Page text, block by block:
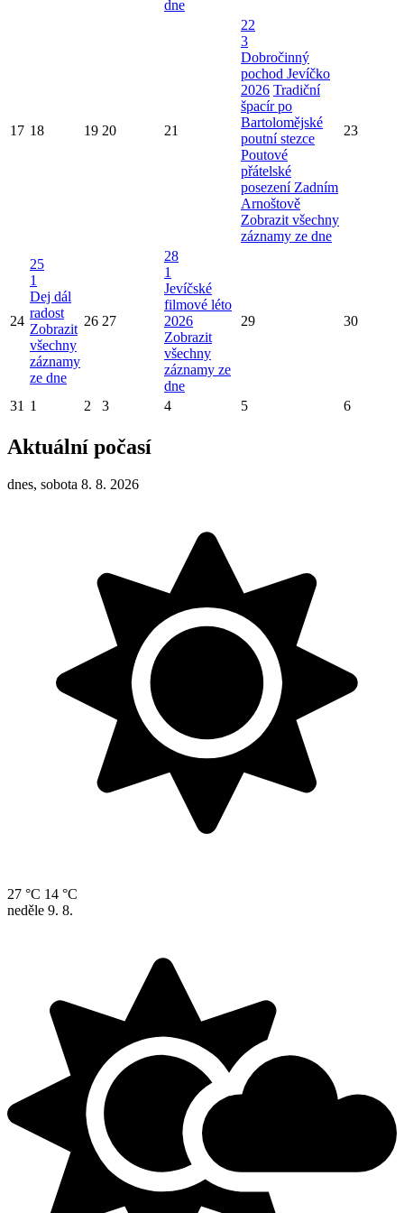
dne
17 18 19 20 21
22
3
Dobročinný
pochod Jevíčko
2026 Tradiční
špacír po
Bartolomějské
poutní stezce
Poutové
přátelské
posezení Zadním
Arnoštově
Zobrazit všechny
záznamy ze dne
23
24
25
1
Dej dál
radost
Zobrazit
všechny
záznamy
ze dne
26 27
28
1
Jevíčské
filmové léto
2026
Zobrazit
všechny
záznamy ze
dne
29 30
31 1 2 3 4 5 6
Aktuální počasí
dnes, sobota 8. 8. 2026
27 °C 14 °C
neděle 9. 8.